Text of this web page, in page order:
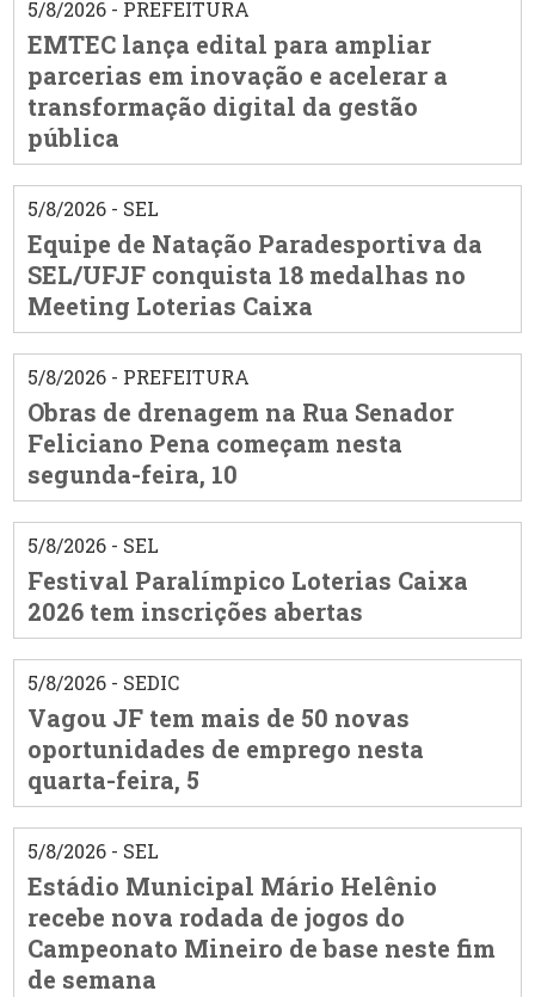
5/8/2026 - PREFEITURA
EMTEC lança edital para ampliar
parcerias em inovação e acelerar a
transformação digital da gestão
pública
5/8/2026 - SEL
Equipe de Natação Paradesportiva da
SEL/UFJF conquista 18 medalhas no
Meeting Loterias Caixa
5/8/2026 - PREFEITURA
Obras de drenagem na Rua Senador
Feliciano Pena começam nesta
segunda-feira, 10
5/8/2026 - SEL
Festival Paralímpico Loterias Caixa
2026 tem inscrições abertas
5/8/2026 - SEDIC
Vagou JF tem mais de 50 novas
oportunidades de emprego nesta
quarta-feira, 5
5/8/2026 - SEL
Estádio Municipal Mário Helênio
recebe nova rodada de jogos do
Campeonato Mineiro de base neste fim
de semana